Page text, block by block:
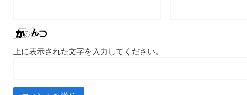
上に表示された文字を入力してください。